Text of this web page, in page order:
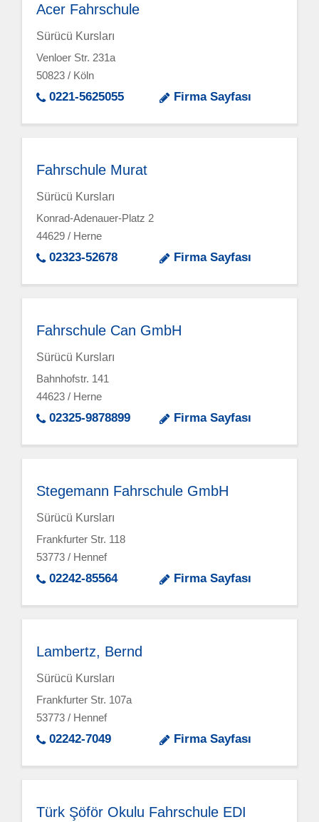
Acer Fahrschule
Sürücü Kursları
Venloer Str. 231a
50823 / Köln
0221-5625055 Firma Sayfası
Fahrschule Murat
Sürücü Kursları
Konrad-Adenauer-Platz 2
44629 / Herne
02323-52678 Firma Sayfası
Fahrschule Can GmbH
Sürücü Kursları
Bahnhofstr. 141
44623 / Herne
02325-9878899 Firma Sayfası
Stegemann Fahrschule GmbH
Sürücü Kursları
Frankfurter Str. 118
53773 / Hennef
02242-85564 Firma Sayfası
Lambertz, Bernd
Sürücü Kursları
Frankfurter Str. 107a
53773 / Hennef
02242-7049 Firma Sayfası
Türk Şöför Okulu Fahrschule EDI